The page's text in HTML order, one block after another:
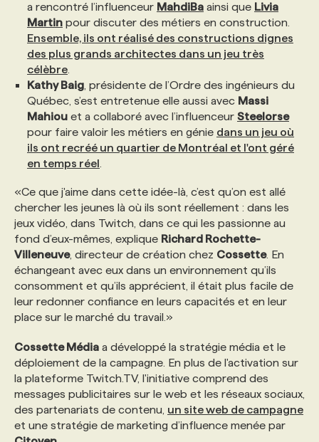
a rencontré l’influenceur MahdiBa ainsi que Livia
Martin pour discuter des métiers en construction.
Ensemble, ils ont réalisé des constructions dignes
des plus grands architectes dans un jeu très
célèbre
Kathy Baig , présidente de l’Ordre des ingénieurs du
Québec, s’est entretenue elle aussi avec Massi
Mahiou et a collaboré avec l’influenceur Steelorse
pour faire valoir les métiers en génie dans un jeu où
ils ont recréé un quartier de Montréal et l'ont géré
en temps réel
«Ce que j'aime dans cette idée-là, c’est qu’on est allé
chercher les jeunes là où ils sont réellement : dans les
jeux vidéo, dans Twitch, dans ce qui les passionne au
fond d’eux-mêmes, explique Richard Rochette-
Villeneuve, directeur de création chez Cossette. En
échangeant avec eux dans un environnement qu’ils
consomment et qu’ils apprécient, il était plus facile de
leur redonner confiance en leurs capacités et en leur
place sur le marché du travail.»
Cossette Média a développé la stratégie média et le
déploiement de la campagne. En plus de l'activation sur
la plateforme Twitch.TV, l'initiative comprend des
messages publicitaires sur le web et les réseaux sociaux,
des partenariats de contenu, un site web de campagne
et une stratégie de marketing d’influence menée par